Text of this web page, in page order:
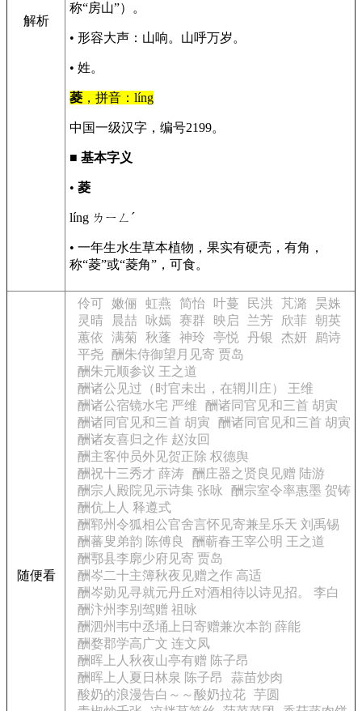
解析
称“房山”）。
• 形容大声：山响。山呼万岁。
• 姓。
菱 ，拼音：líng
中国一级汉字，编号2199。
■ 基本字义
• 菱
líng ㄌㄧㄥˊ
• 一年生水生草本植物，果实有硬壳，有角，
称“菱”或“菱角”，可食。
随便看
伶可 嫩俪 虹燕 简怡 叶蔓 民洪 芃潞
昊姝
灵晴
晨喆 咏嫣 赛群 映启 兰芳 欣菲
朝英
蕙依
满菊 秋蓬 神玲 亭悦 丹银 杰妍
鹛诗
平尧 酬朱侍御望月见寄 贾岛
酬朱元顺参议 王之道
酬诸公见过（时官未出，在辋川庄） 王维
酬诸公宿镜水宅 严维
酬诸同官见和三首 胡寅
酬诸同官见和三首 胡寅
酬诸同官见和三首 胡寅
酬诸友喜归之作 赵汝回
酬主客仲员外见贺正除 权德舆
酬祝十三秀才 薛涛
酬庄器之贤良见赠 陆游
酬宗人殿院见示诗集 张咏
酬宗室令率惠墨 贺铸
酬伉上人 释遵式
酬郓州令狐相公官舍言怀见寄兼呈乐天 刘禹锡
酬蕃叟弟韵 陈傅良
酬蕲春王宰公明 王之道
酬鄠县李廓少府见寄 贾岛
酬岑二十主簿秋夜见赠之作 高适
酬岑勋见寻就元丹丘对酒相待以诗见招。 李白
酬汴州李别驾赠 祖咏
酬泗州韦中丞埇上日寄赠兼次本韵 薛能
酬婺郡学高广文 连文凤
酬晖上人秋夜山亭有赠 陈子昂
酬晖上人夏日林泉 陈子昂
蒜苗炒肉
酸奶的浪漫告白～～酸奶拉花 芋圆